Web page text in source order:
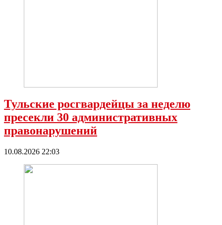
Тульские росгвардейцы за неделю
пресекли 30 административных
правонарушений
10.08.2026 22:03